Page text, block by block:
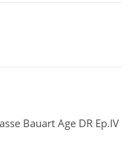
Bauart Age DR Ep.IV